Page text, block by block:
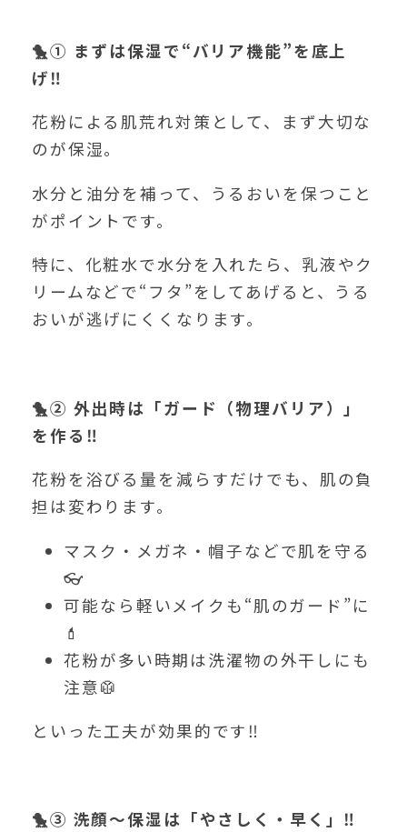
🐤① まずは保湿で“バリア機能”を底上
げ‼️
花粉による肌荒れ対策として、まず大切な
のが保湿。
水分と油分を補って、うるおいを保つこと
がポイントです。
特に、化粧水で水分を入れたら、乳液やク
リームなどで“フタ”をしてあげると、うる
おいが逃げにくくなります。
🐤② 外出時は「ガード（物理バリア）」
を作る‼️
花粉を浴びる量を減らすだけでも、肌の負
担は変わります。
マスク・メガネ・帽子などで肌を守る
👓
可能なら軽いメイクも“肌のガード”に
💄
花粉が多い時期は洗濯物の外干しにも
注意🥼
といった工夫が効果的です‼️
🐤③ 洗顔〜保湿は「やさしく・早く」‼️